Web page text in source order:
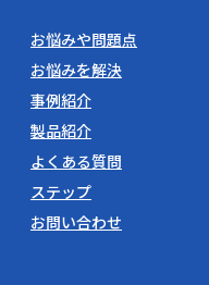
お悩みや問題点
お悩みを解決
事例紹介
製品紹介
よくある質問
ステップ
お問い合わせ